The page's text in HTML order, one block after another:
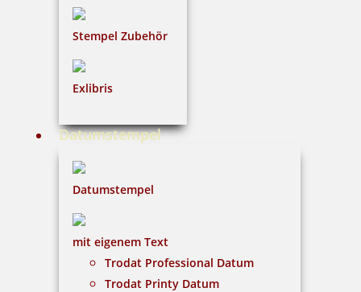
Stempel Zubehör
Exlibris
Datumstempel
Datumstempel
mit eigenem Text
Trodat Professional Datum
Trodat Printy Datum
21,41 €